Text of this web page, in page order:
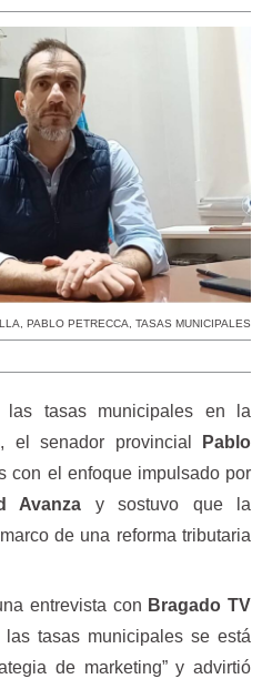
LLA, PABLO PETRECCA, TASAS MUNICIPALES
tasas municipales en la
el senador provincial
Pablo
con el enfoque impulsado por
Avanza y sostuvo que la
de una reforma tributaria
entrevista con Bragado TV
tasas municipales se está
de marketing” y advirtió